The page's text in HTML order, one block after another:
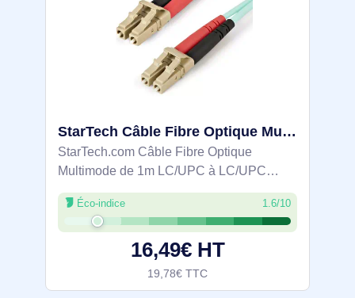
StarTech Câble Fibre Optique Multimode de 1m LC/UPC à - 450FBLCLC1
StarTech.com Câble Fibre Optique
Multimode de 1m LC/UPC à LC/UPC
OM4, Fibre Zipcord 50/125µm
LOMMF/VCSEL, Réseaux 100G, Faible
Perte d'Insertion, Cordon de
Raccordement Fibre LSZH. Longueur de
Éco-indice 1.6/10
16,49€ HT
19,78€ TTC